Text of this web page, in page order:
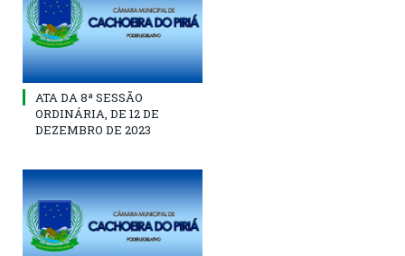
ATA DA 8ª SESSÃO
ORDINÁRIA, DE 12 DE
DEZEMBRO DE 2023